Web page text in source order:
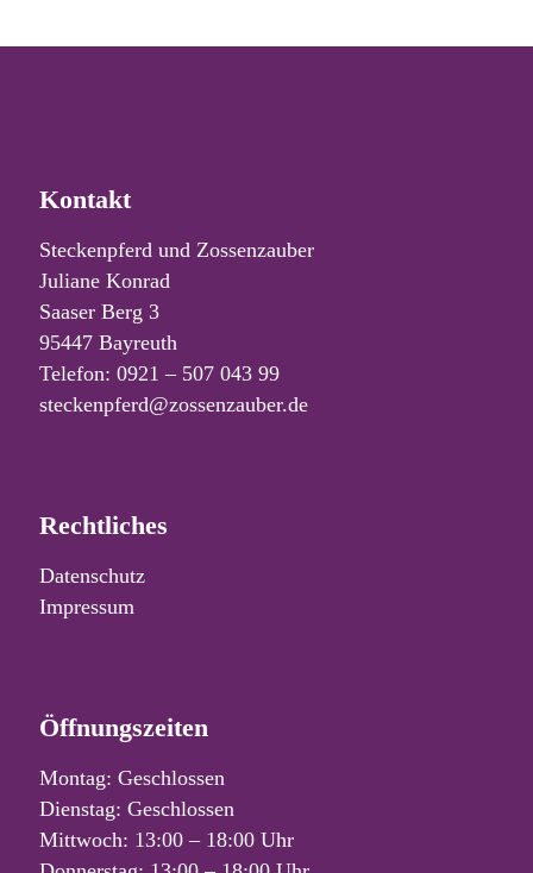
Kontakt
Steckenpferd und Zossenzauber
Juliane Konrad
Saaser Berg 3
95447 Bayreuth
Telefon: 0921 – 507 043 99
steckenpferd@zossenzauber.de
Rechtliches
Datenschutz
Impressum
Öffnungszeiten
Montag: Geschlossen
Dienstag: Geschlossen
Mittwoch: 13:00 – 18:00 Uhr